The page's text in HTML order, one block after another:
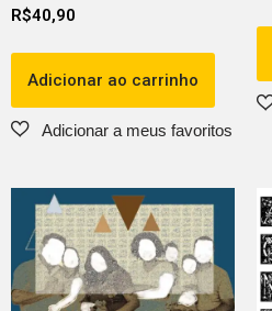
R$40,90
Adicionar ao carrinho